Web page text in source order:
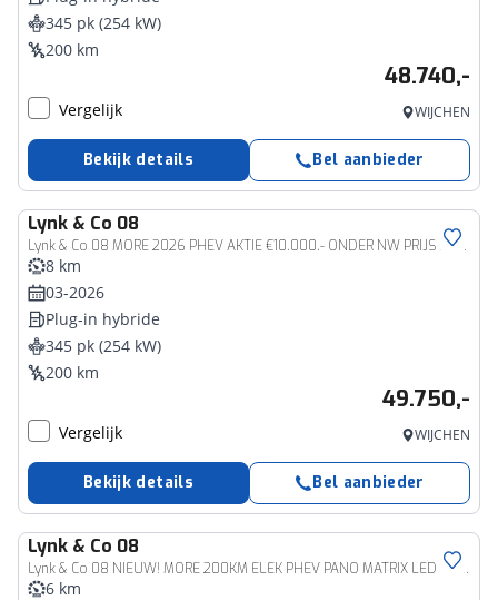
345 pk (254 kW)
200 km
48.740,-
Vergelijk WIJCHEN
Bekijk details Bel aanbieder
Lynk & Co 08
Lynk & Co 08 MORE 2026 PHEV AKTIE €10.000.- ONDER NW PRIJS 200KM ELEK. PANO MATRIX LED HARMAN KARDON 360°CAM | PHEV
8 km
03-2026
Plug-in hybride
345 pk (254 kW)
200 km
49.750,-
Vergelijk WIJCHEN
Bekijk details Bel aanbieder
Lynk & Co 08
Lynk & Co 08 NIEUW! MORE 200KM ELEK PHEV PANO MATRIX LED HARMAN KARDON 360°CAM | PHEV
6 km